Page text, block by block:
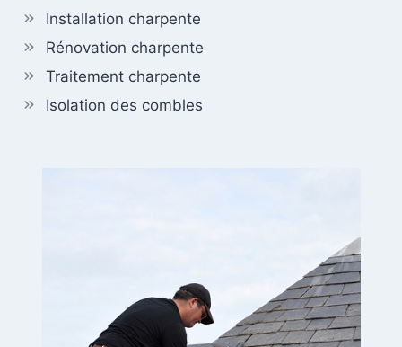
Installation charpente
Rénovation charpente
Traitement charpente
Isolation des combles